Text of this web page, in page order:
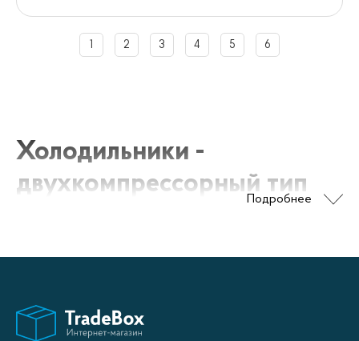
1 2 3 4 5 6
Подробнее
Холодильники -
двухкомпрессорный тип
современные устройства, которые обеспечивают
продуктов. Они отличаются от обычных
однокомпрессорных моделей тем, что имеют два